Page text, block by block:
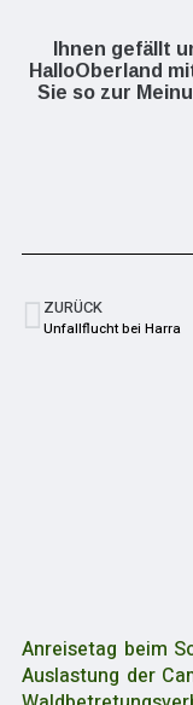
Ihnen gefällt
HalloOberland
Sie so zur
ZURÜCK
Unfallflucht bei Harra
Anreisetag beim
Auslastung der